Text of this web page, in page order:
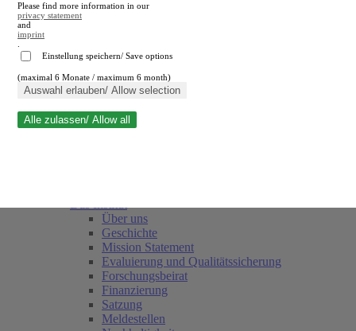
Suche schließen
Über uns
Geschichte
Mission Statement
Evaluierung und Qualitätssicherung
Forschungsbeirat
Finanzierung
Satzung
Meldestellen
Please find more information in our
privacy statement
and
imprint
Einstellung speichern/ Save options
(maximal 6 Monate / maximum 6 month)
Auswahl erlauben/ Allow selection
Alle zulassen/ Allow all